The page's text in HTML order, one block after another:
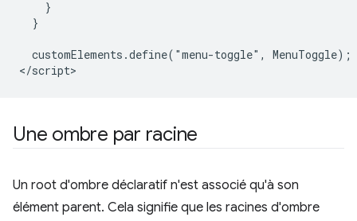
    }
  }
  customElements.define("menu-toggle", MenuToggle);
Une ombre par racine
Un root d'ombre déclaratif n'est associé qu'à son
élément parent. Cela signifie que les racines d'ombre